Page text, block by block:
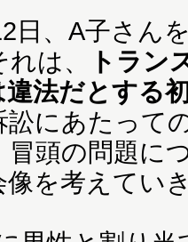
日、A子さん
は、
トラン
法だとする
訟にあたって
冒頭の問題に
を考えてい